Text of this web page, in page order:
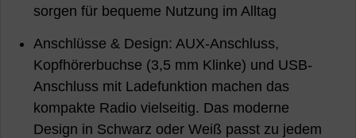
sorgen für bequeme Nutzung im Alltag
Anschlüsse & Design: AUX-Anschluss,
Kopfhörerbuchse (3,5 mm Klinke) und USB-
Anschluss mit Ladefunktion machen das
kompakte Radio vielseitig. Das moderne
Design in Schwarz oder Weiß passt zu jedem